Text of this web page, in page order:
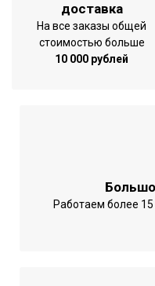
доставка
На все заказы общей
стоимостью больше
10 000 рублей
Работаем более